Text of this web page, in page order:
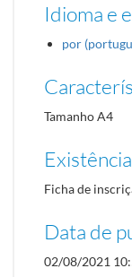
Idioma e
por
Tamanho A4
Ficha de
Data de
02/08/2021